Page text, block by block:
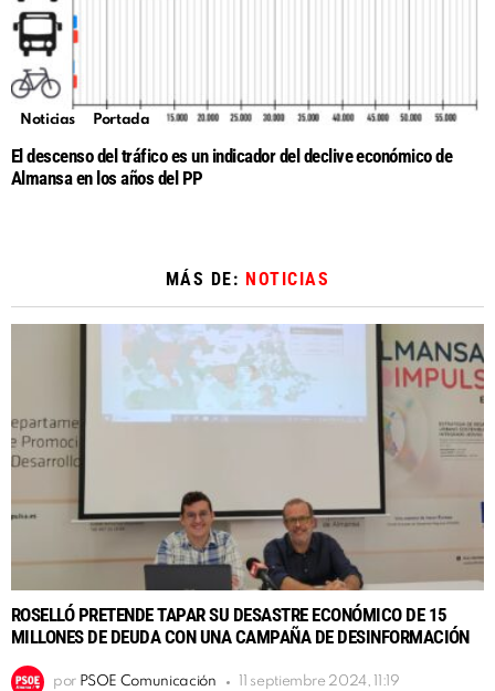
Noticias Portada
El descenso del tráfico es un indicador del declive económico de
Almansa en los años del PP
MÁS DE: NOTICIAS
ROSELLÓ PRETENDE TAPAR SU DESASTRE ECONÓMICO DE 15
MILLONES DE DEUDA CON UNA CAMPAÑA DE DESINFORMACIÓN
por PSOE Comunicación 11 septiembre 2024, 11:19